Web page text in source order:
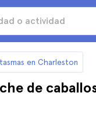
en Charleston
de